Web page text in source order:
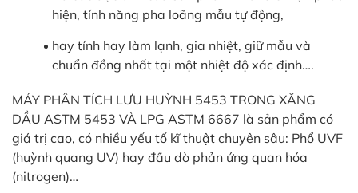
hiện, tính năng pha loãng mẫu tự động,
hay tính hay làm lạnh, gia nhiệt, giữ mẫu và
chuẩn đồng nhất tại một nhiệt độ xác định….
MÁY PHÂN TÍCH LƯU HUỲNH 5453 TRONG XĂNG
DẦU ASTM 5453 VÀ LPG ASTM 6667 là sản phẩm có
giá trị cao, có nhiều yếu tố kĩ thuật chuyên sâu: Phổ UVF
(huỳnh quang UV) hay đầu dò phản ứng quan hóa
(nitrogen)…